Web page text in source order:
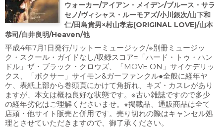
ウォーカー/アイアン・メイデン/ブルース・サラ
セノ/ヴィシャス・ルーモアズ/小川銀次/山下和
仁/田島貴男×村山孝志(ORIGINAL LOVE)/山本
恭司/白井良明/Heaven/他
平成4年7月1日発行/リットーミュージック/※別冊ミュージッ
ク・スクール・ガイドなし/収録スコア=「ハード・トゥ・ハン
ドル」ザ・ブラック・クロウズ、「MOVE ON」サイケデリッ
クス、「ボクサー」サイモン&ガーファンクル●全般に経年ヤ
ケ、表紙上部から巻頭頁にかけて角折れ、キズ・カスレがあり
ますが、本文は概ね良好な状態です。※古い雑誌ですので多少
の経年劣化はご理解くださいませ。※掲載品、通販商品は全て
店頭・他サイト販売と併用です。売り切れの際はキャンセル処
理とさせていただきますので、御了承ください。